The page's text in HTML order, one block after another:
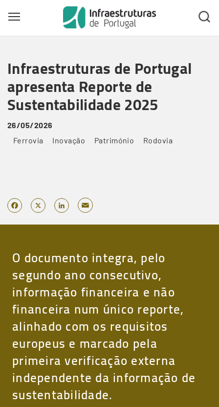
main
content
Toggle main menu visibility
Infraestruturas de Portugal
apresenta Reporte de
Sustentabilidade 2025
26/05/2026
Ferrovia
Inovação Património Rodovia
Facebook
X LinkedIn
O documento integra, pelo
segundo ano consecutivo,
informação financeira e não
financeira num único reporte,
alinhado com os requisitos
europeus e marcado pela
primeira verificação externa
independente da informação de
sustentabilidade.